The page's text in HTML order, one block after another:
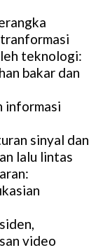
teknologi:
bakar dan
informasi
sinyal dan
lalu lintas
video